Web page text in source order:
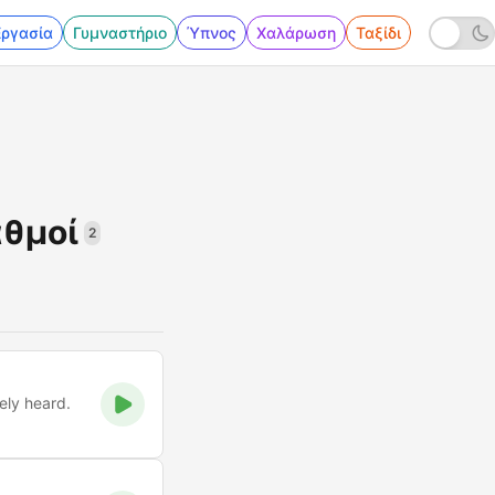
Γυμναστήριο Ύπνος Χαλάρωση Ταξίδι
2
heard.